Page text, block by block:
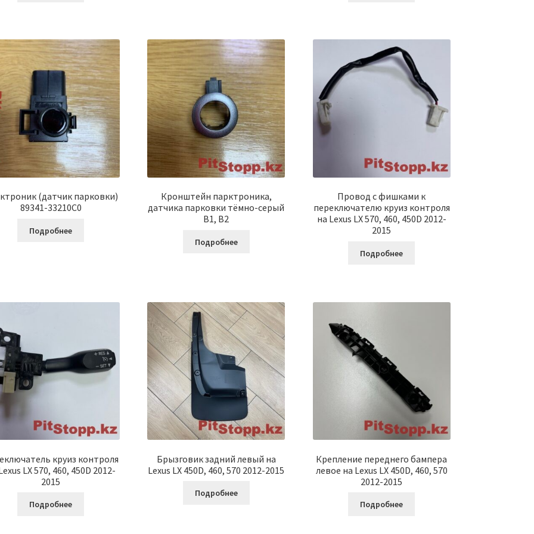
(датчик парковки)
89341-33210C0
Подробнее
Кронштейн парктроника,
датчика парковки тёмно-серый
B1, B2
Подробнее
Провод с фишками к
переключателю круиз контроля
на Lexus LX 570, 460, 450D 2012-
2015
Подробнее
круиз контроля
LX 570, 460, 450D 2012-
2015
Подробнее
Брызговик задний левый на
Lexus LX 450D, 460, 570 2012-2015
Подробнее
Крепление переднего бампера
левое на Lexus LX 450D, 460, 570
2012-2015
Подробнее